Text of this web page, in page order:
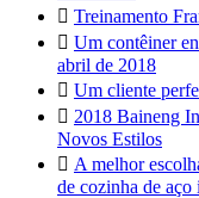
 Treinamento
 Um contêiner
abril de 2018
 Um cliente
 2018 Baineng
Novos Estilos
 A melhor
de cozinha de